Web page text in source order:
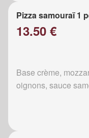
Pizza samouraï 1
13.50 €
Base crème,
oignons, sauce